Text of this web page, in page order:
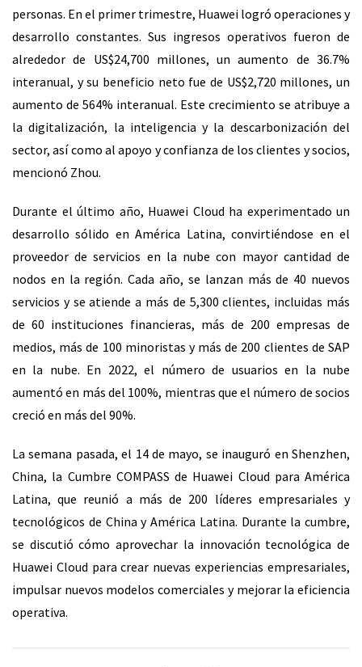
personas. En el primer trimestre, Huawei logró operaciones y
desarrollo constantes. Sus ingresos operativos fueron de
alrededor de US$24,700 millones, un aumento de 36.7%
interanual, y su beneficio neto fue de US$2,720 millones, un
aumento de 564% interanual. Este crecimiento se atribuye a
la digitalización, la inteligencia y la descarbonización del
sector, así como al apoyo y confianza de los clientes y socios,
mencionó Zhou.
Durante el último año, Huawei Cloud ha experimentado un
desarrollo sólido en América Latina, convirtiéndose en el
proveedor de servicios en la nube con mayor cantidad de
nodos en la región. Cada año, se lanzan más de 40 nuevos
servicios y se atiende a más de 5,300 clientes, incluidas más
de 60 instituciones financieras, más de 200 empresas de
medios, más de 100 minoristas y más de 200 clientes de SAP
en la nube. En 2022, el número de usuarios en la nube
aumentó en más del 100%, mientras que el número de socios
creció en más del 90%.
La semana pasada, el 14 de mayo, se inauguró en Shenzhen,
China, la Cumbre COMPASS de Huawei Cloud para América
Latina, que reunió a más de 200 líderes empresariales y
tecnológicos de China y América Latina. Durante la cumbre,
se discutió cómo aprovechar la innovación tecnológica de
Huawei Cloud para crear nuevas experiencias empresariales,
impulsar nuevos modelos comerciales y mejorar la eficiencia
operativa.